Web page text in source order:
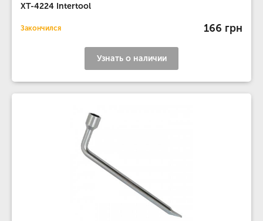
XT-4224 Intertool
Закончился 166 грн
Узнать о наличии